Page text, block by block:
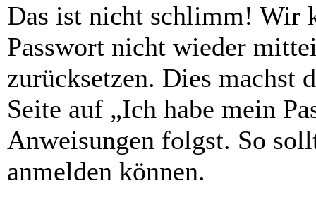
Das ist nicht schlimm! Wir
Passwort nicht wieder
zurücksetzen. Dies machst
Seite auf „Ich habe mein
Anweisungen folgst. So
anmelden können.